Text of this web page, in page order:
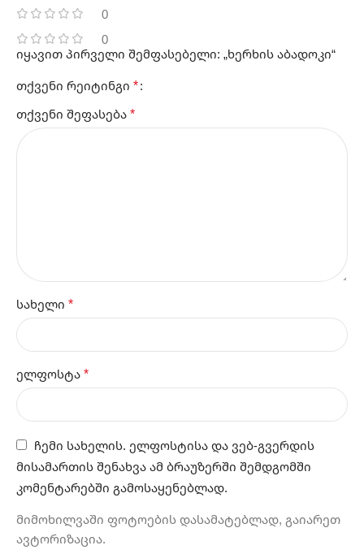
0
0
იყავით პირველი შემფასებელი: „ხერხის აბადოკი“
თქვენი რეიტინგი *
თქვენი შეფასება *
სახელი *
ელფოსტა *
ჩემი სახელის. ელფოსტისა და ვებ-გვერდის
მისამართის შენახვა ამ ბრაუზერში შემდგომში
კომენტარებში გამოსაყენებლად.
მიმოხილვაში ფოტოების დასამატებლად, გაიარეთ
ავტორიზაცია.